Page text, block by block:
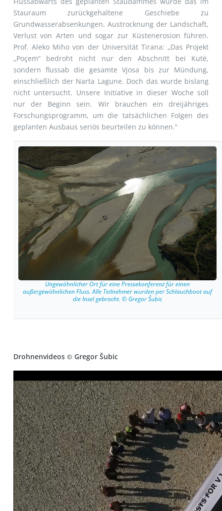
Stauraum zurückgehaltene Geschiebe zu
Grundwasserabsenkungen, Austrocknung der Landschaft,
Verlust von Arten und sogar zur Küstenerosion führen.
Prof. Aleko Miho von der Universität Tirana: „Das Projekt
„Poçem“ bedroht nicht nur den Abschnitt bei Kutë,
sondern flussab die gesamte Vjosa bis zur Mündung,
einschließlich der Narta Lagune. Doch das wurde bislang
nicht untersucht. Unsere Initiative in dieser Woche soll
nur der Beginn sein. Wir brauchen ein dreijähriges
Forschungsprogramm, um die tatsächlichen Folgen des
geplanten Ausbaus seriös beurteilen zu können.“
Ungewöhnlicher Ort für eine Pressekonferenz für einen
außergewöhnlichen Fluss. Alle Teilnehmer wurden per Schlauchboot auf
die Insel gebracht. © Gregor Šubic
Drohnenvideos ©Gregor Šubic